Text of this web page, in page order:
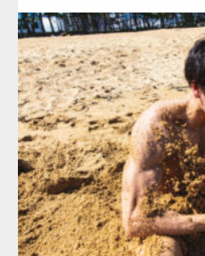
Update:
Category:海のマッチョ オレ
ダウンロード